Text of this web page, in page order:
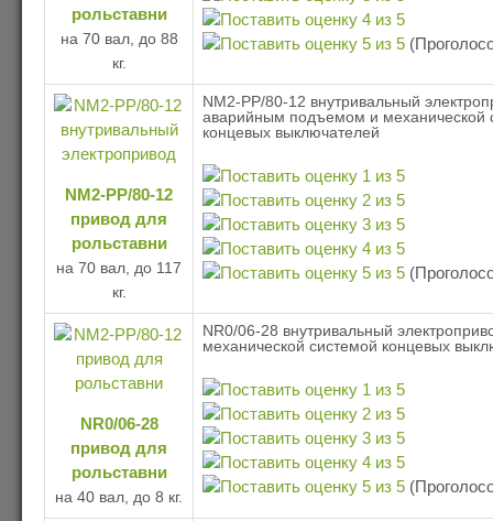
рольставни
на 70 вал, до 88
кг.
NM2-PP/80-12
привод для
рольставни
на 70 вал, до 117
кг.
NM2-PP/80-12 внутривальный
аварийным подъемом и механической
концевых выключателей
NR0/06-28
привод для
рольставни
на 40 вал, до 8 кг.
NR0/06-28 внутривальный
механической системой концевых